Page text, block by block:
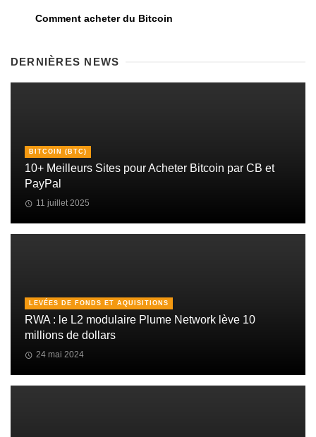
Comment acheter du Bitcoin
DERNIÈRES NEWS
BITCOIN (BTC)
10+ Meilleurs Sites pour Acheter Bitcoin par CB et
PayPal
11 juillet 2025
LEVÉES DE FONDS ET AQUISITIONS
RWA : le L2 modulaire Plume Network lève 10
millions de dollars
24 mai 2024